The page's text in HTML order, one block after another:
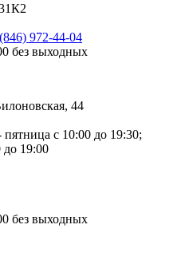
972-44-04
без выходных
44
с 10:00 до 19:30;
до 19:00
без выходных